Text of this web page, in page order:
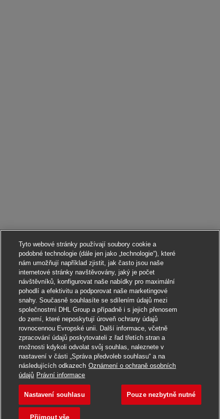
Ucházet se
Uložit do záložek Postbote für Briefe –
Tyto webové stránky používají soubory cookie a
podobné technologie (dále jen jako „technologie“), které
nám umožňují například zjistit, jak často jsou naše
internetové stránky navštěvovány, jaký je počet
návštěvníků, konfigurovat naše nabídky pro maximální
pohodlí a efektivitu a podporovat naše marketingové
snahy. Současně souhlasíte se sdílením údajů mezi
společnostmi DHL Group a případně i s jejich přenosem
do zemí, které neposkytují úroveň ochrany údajů
rovnocennou Evropské unii. Další informace, včetně
zpracování údajů poskytovateli z řad třetích stran a
možnosti kdykoli odvolat svůj souhlas, naleznete v
nastavení v části „Správa předvoleb souhlasu“ a na
následujících odkazech Oznámení o ochraně osobních
údajů Právní informace
Nastavení souhlasu Pouze nezbytně nutné
Přijmout vše